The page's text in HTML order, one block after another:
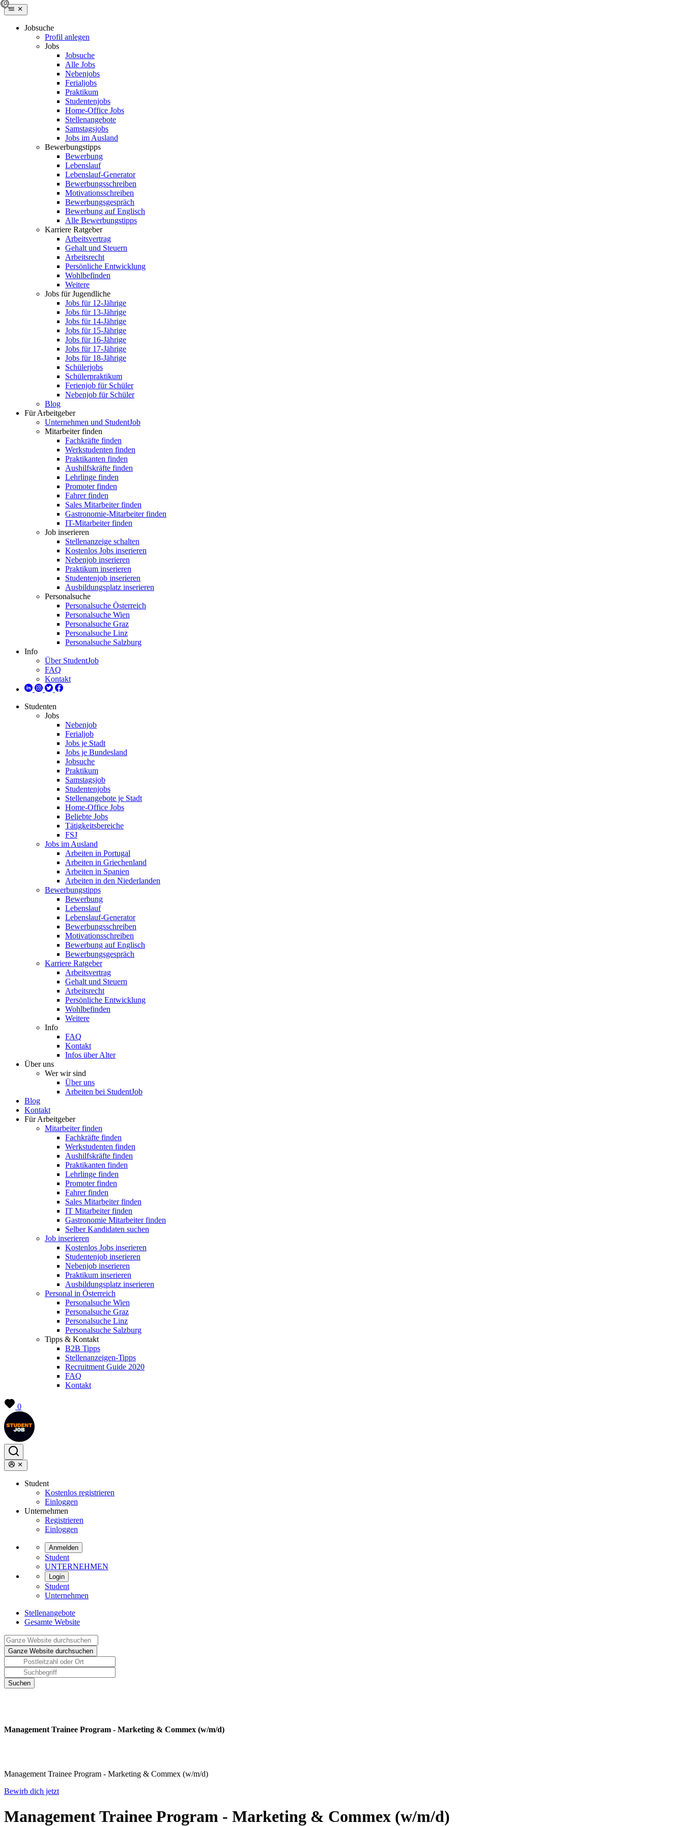
Jobsuche
Profil anlegen
Jobs
Jobsuche
Alle Jobs
Nebenjobs
Ferialjobs
Praktikum
Studentenjobs
Home-Office Jobs
Stellenangebote
Samstagsjobs
Jobs im Ausland
Bewerbungstipps
Bewerbung
Lebenslauf
Lebenslauf-Generator
Bewerbungsschreiben
Motivationsschreiben
Bewerbungsgespräch
Bewerbung auf Englisch
Alle Bewerbungstipps
Karriere Ratgeber
Arbeitsvertrag
Gehalt und Steuern
Arbeitsrecht
Persönliche Entwicklung
Wohlbefinden
Weitere
Jobs für Jugendliche
Jobs für 12-Jährige
Jobs für 13-Jährige
Jobs für 14-Jährige
Jobs für 15-Jährige
Jobs für 16-Jährige
Jobs für 17-Jährige
Jobs für 18-Jährige
Schülerjobs
Schülerpraktikum
Ferienjob für Schüler
Nebenjob für Schüler
Blog
Für Arbeitgeber
Unternehmen und StudentJob
Mitarbeiter finden
Fachkräfte finden
Werkstudenten finden
Praktikanten finden
Aushilfskräfte finden
Lehrlinge finden
Promoter finden
Fahrer finden
Sales Mitarbeiter finden
Gastronomie-Mitarbeiter finden
IT-Mitarbeiter finden
Job inserieren
Stellenanzeige schalten
Kostenlos Jobs inserieren
Nebenjob inserieren
Praktikum inserieren
Studentenjob inserieren
Ausbildungsplatz inserieren
Personalsuche
Personalsuche Österreich
Personalsuche Wien
Personalsuche Graz
Personalsuche Linz
Personalsuche Salzburg
Info
Über StudentJob
FAQ
Kontakt
Studenten
Jobs
Nebenjob
Ferialjob
Jobs je Stadt
Jobs je Bundesland
Jobsuche
Praktikum
Samstagsjob
Studentenjobs
Stellenangebote je Stadt
Home-Office Jobs
Beliebte Jobs
Tätigkeitsbereiche
FSJ
Jobs im Ausland
Arbeiten in Portugal
Arbeiten in Griechenland
Arbeiten in Spanien
Arbeiten in den Niederlanden
Bewerbungstipps
Bewerbung
Lebenslauf
Lebenslauf-Generator
Bewerbungsschreiben
Motivationsschreiben
Bewerbung auf Englisch
Bewerbungsgespräch
Karriere Ratgeber
Arbeitsvertrag
Gehalt und Steuern
Arbeitsrecht
Persönliche Entwicklung
Wohlbefinden
Weitere
Info
FAQ
Kontakt
Infos über Alter
Über uns
Wer wir sind
Über uns
Arbeiten bei StudentJob
Blog
Kontakt
Für Arbeitgeber
Mitarbeiter finden
Fachkräfte finden
Werkstudenten finden
Aushilfskräfte finden
Praktikanten finden
Lehrlinge finden
Promoter finden
Fahrer finden
Sales Mitarbeiter finden
IT Mitarbeiter finden
Gastronomie Mitarbeiter finden
Selber Kandidaten suchen
Job inserieren
Kostenlos Jobs inserieren
Studentenjob inserieren
Nebenjob inserieren
Praktikum inserieren
Ausbildungsplatz inserieren
Personal in Österreich
Personalsuche Wien
Personalsuche Graz
Personalsuche Linz
Personalsuche Salzburg
Tipps & Kontakt
B2B Tipps
Stellenanzeigen-Tipps
Recruitment Guide 2020
FAQ
Kontakt
0
Student
Kostenlos registrieren
Einloggen
Unternehmen
Registrieren
Einloggen
Anmelden
Student
UNTERNEHMEN
Login
Student
Unternehmen
Stellenangebote
Gesamte Website
Management Trainee Program - Marketing & Commex (w/m/d)
Management Trainee Program - Marketing & Commex (w/m/d)
Bewirb dich jetzt
Management Trainee Program - Marketing & Commex (w/m/d)